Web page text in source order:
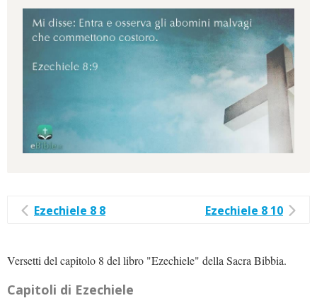
Ezechiele 8 8 Ezechiele 8 10
Versetti del capitolo 8 del libro "Ezechiele" della Sacra Bibbia.
Capitoli di Ezechiele